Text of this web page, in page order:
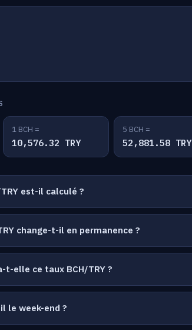
1 BCH =
10,576.32 TRY
5 BCH =
52,881.58 TRY
est-il calculé ?
change-t-il en permanence ?
t-elle ce taux BCH/TRY ?
le week-end ?